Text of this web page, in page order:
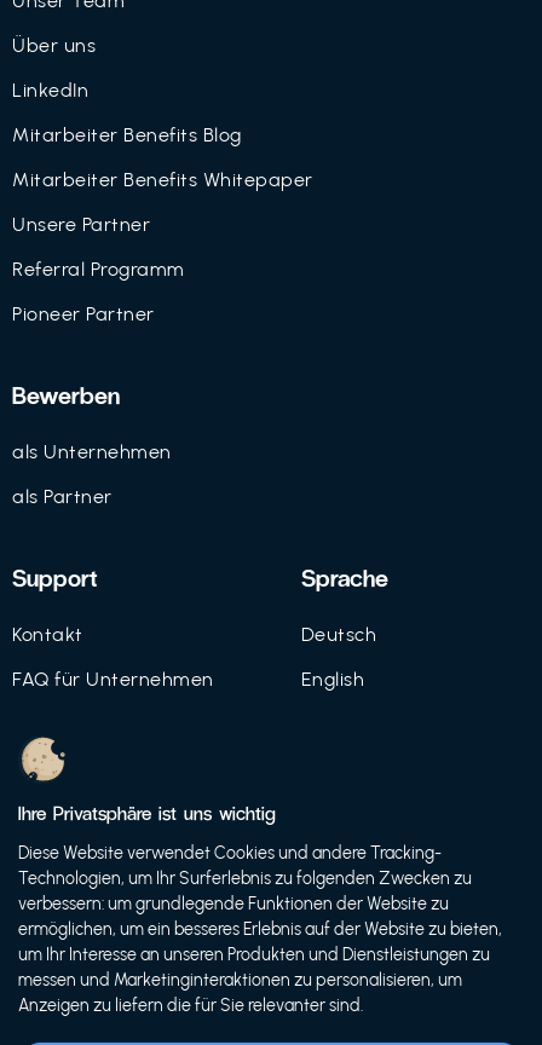
Über uns
LinkedIn
Mitarbeiter Benefits Blog
Mitarbeiter Benefits Whitepaper
Unsere Partner
Referral Programm
Pioneer Partner
Bewerben
als Unternehmen
als Partner
Support
Kontakt
FAQ für Unternehmen
Datenschutz
Nutzungsbedingungen
Sprache
Deutsch
English
© 2021 FutureBens GmbH
Ihre Privatsphäre ist uns wichtig
Diese Website verwendet Cookies und andere Tracking-
Technologien, um Ihr Surferlebnis zu folgenden Zwecken zu
verbessern: um grundlegende Funktionen der Website zu
ermöglichen, um ein besseres Erlebnis auf der Website zu bieten,
um Ihr Interesse an unseren Produkten und Dienstleistungen zu
messen und Marketinginteraktionen zu personalisieren, um
Anzeigen zu liefern die für Sie relevanter sind.